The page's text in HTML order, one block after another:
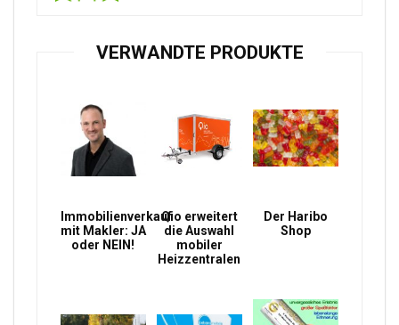
VERWANDTE PRODUKTE
Immobilienverkauf
mit Makler: JA
oder NEIN!
Qio erweitert
die Auswahl
mobiler
Heizzentralen
Der Haribo
Shop